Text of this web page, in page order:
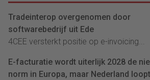
Tradeinterop overgenomen door
softwarebedrijf uit Ede
4CEE versterkt positie op e-invoicing...
E-facturatie wordt uiterlijk 2028 de
norm in Europa, maar Nederland